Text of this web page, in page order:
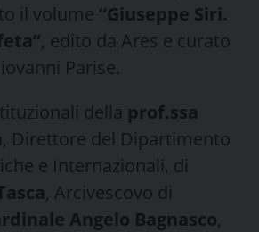
il volume “Giuseppe Siri.
, edito da Ares e curato
Parise.
della prof.ssa
, Direttore del Dipartimento
e Internazionali, di
, Arcivescovo di
Angelo Bagnasco,